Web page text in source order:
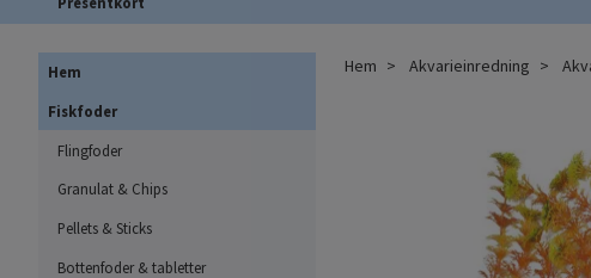
Hem
Fiskfoder
Flingfoder
Granulat & Chips
Pellets & Sticks
Bottenfoder & tabletter
Hem Akvarieinredning